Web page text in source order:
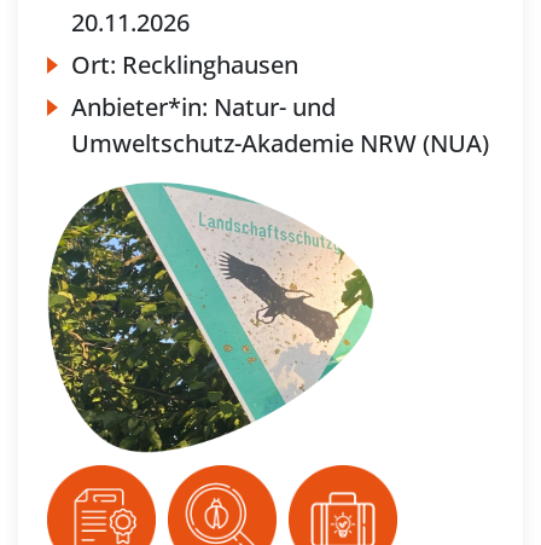
20.11.2026
Ort: Recklinghausen
Anbieter*in: Natur- und
Umweltschutz-Akademie NRW (NUA)